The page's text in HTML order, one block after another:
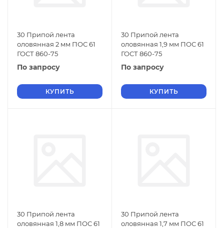
30 Припой лента
оловянная 2 мм ПОС 61
ГОСТ 860-75
По запросу
КУПИТЬ
30 Припой лента
оловянная 1,9 мм ПОС 61
ГОСТ 860-75
По запросу
КУПИТЬ
30 Припой лента
оловянная 1,8 мм ПОС 61
30 Припой лента
оловянная 1,7 мм ПОС 61